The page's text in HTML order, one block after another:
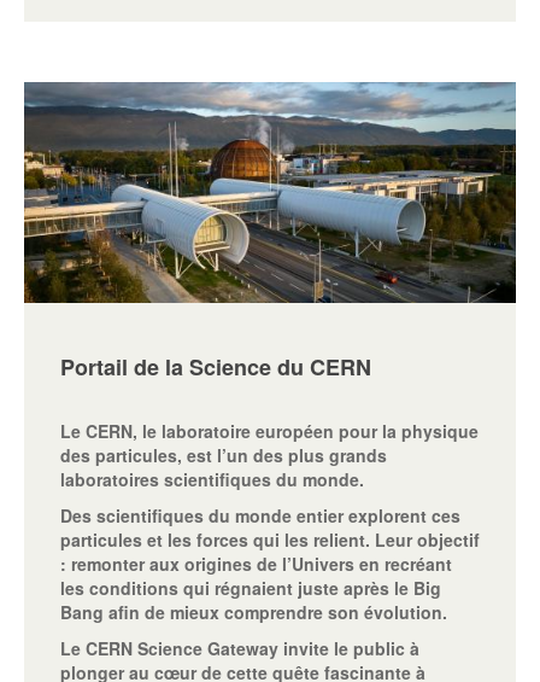
Portail de la Science du CERN
Le CERN, le laboratoire européen pour la physique
des particules, est l’un des plus grands
laboratoires scientifiques du monde.
Des scientifiques du monde entier explorent ces
particules et les forces qui les relient. Leur objectif
: remonter aux origines de l’Univers en recréant
les conditions qui régnaient juste après le Big
Bang afin de mieux comprendre son évolution.
Le CERN Science Gateway invite le public à
plonger au cœur de cette quête fascinante à